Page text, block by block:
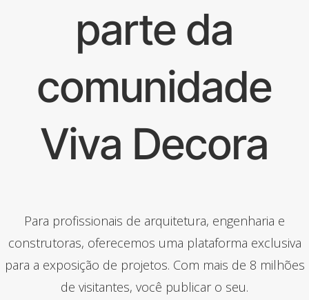
parte da
comunidade
Viva Decora
Para profissionais de arquitetura, engenharia e
construtoras, oferecemos uma plataforma exclusiva
para a exposição de projetos. Com mais de 8 milhões
de visitantes, você publicar o seu.